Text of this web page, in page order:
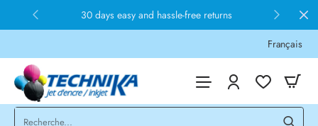
30 days easy and hassle-free returns
Français